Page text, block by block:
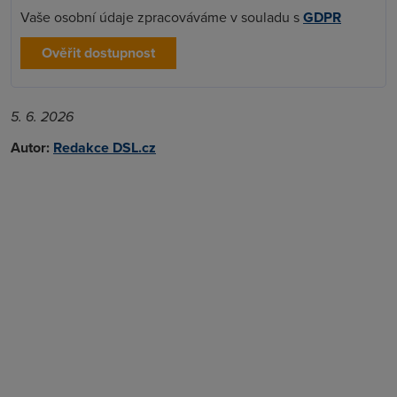
Vaše osobní údaje zpracováváme v souladu sGDPR
Ověřit dostupnost
5. 6. 2026
Autor: Redakce DSL.cz